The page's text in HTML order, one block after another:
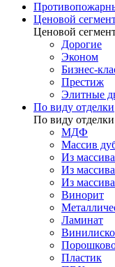
Ценовой
Ценовой
Дорогие
Эконом
Бизнес-
Престиж
Элитные
По виду отделки
По виду отделки
МДФ
Массив
Из
Из
Из
Винорит
Ламинат
Пластик